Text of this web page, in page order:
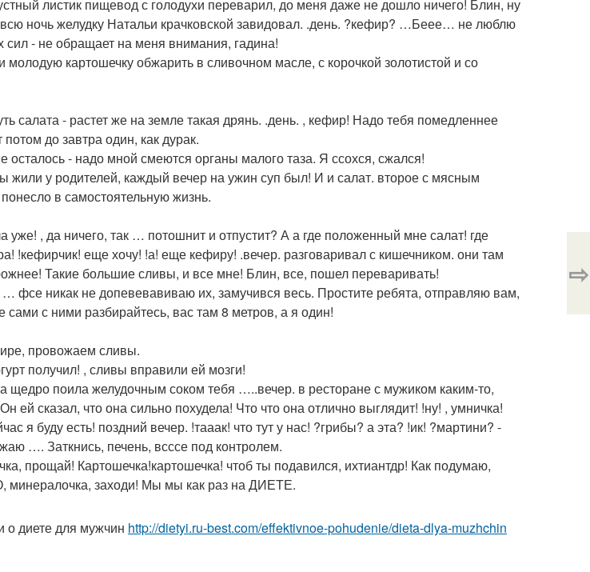
листик пищевод с голодухи переварил, до меня даже не дошло ничего! Блин, ну
ночь желудку Натальи крачковской завидовал. .день. ?кефир? …Беее… не люблю
сил - не обращает на меня внимания, гадина!
молодую картошечку обжарить в сливочном масле, с корочкой золотистой и со
салата - растет же на земле такая дрянь. .день. , кефир! Надо тебя помедленнее
до завтра один, как дурак.
осталось - надо мной смеются органы малого таза. Я ссохся, сжался!
жили у родителей, каждый вечер на ужин суп был! И и салат. второе с мясным
в самостоятельную жизнь.
уже! , да ничего, так … потошнит и отпустит? А а где положенный мне салат! где
!кефирчик! еще хочу! !а! еще кефиру! .вечер. разговаривал с кишечником. они там
Такие большие сливы, и все мне! Блин, все, пошел переваривать!
фсе никак не допевевавиваю их, замучився весь. Простите ребята, отправляю вам,
с ними разбирайтесь, вас там 8 метров, а я один!
провожаем сливы.
получил! , сливы вправили ей мозги!
щедро поила желудочным соком тебя …..вечер. в ресторане с мужиком каким-то,
ей сказал, что она сильно похудела! Что что она отлично выглядит! !ну! , умничка!
я буду есть! поздний вечер. !тааак! что тут у нас! ?грибы? а эта? !ик! ?мартини? -
…. Заткнись, печень, всссе под контролем.
прощай! Картошечка!картошечка! чтоб ты подавился, ихтиантдр! Как подумаю,
минералочка, заходи! Мы мы как раз на ДИЕТЕ.
о диете для мужчин http://dietyi.ru-best.com/effektivnoe-pohudenie/dieta-dlya-muzhchin
⇨